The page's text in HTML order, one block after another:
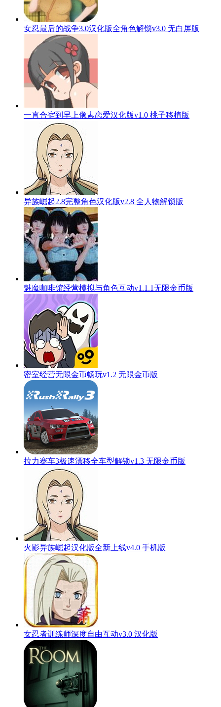
女忍最后的战争3.0汉化版全角色解锁v3.0 无白屏版
一直合宿到早上像素恋爱汉化版v1.0 桃子移植版
异族崛起2.8完整角色汉化版v2.8 全人物解锁版
魅魔咖啡馆经营模拟与角色互动v1.1.1无限金币版
密室经营无限金币畅玩v1.2 无限金币版
拉力赛车3极速漂移全车型解锁v1.3 无限金币版
火影异族崛起汉化版全新上线v4.0 手机版
女忍者训练师深度自由互动v3.0 汉化版